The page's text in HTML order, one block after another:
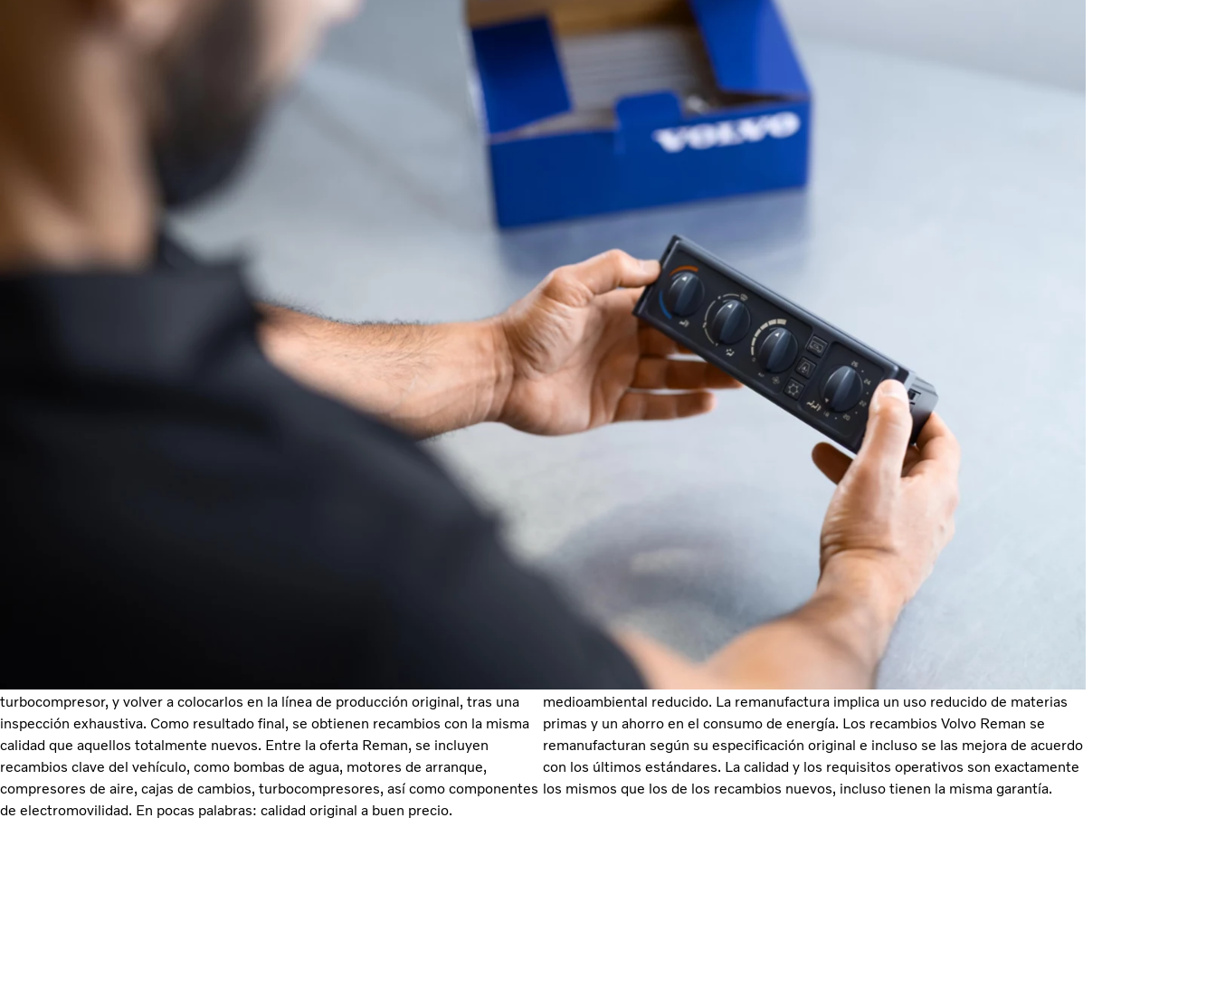
turbocompresor, y volver a colocarlos en la línea de producción original, tras una
inspección exhaustiva. Como resultado final, se obtienen recambios con la misma
calidad que aquellos totalmente nuevos. Entre la oferta Reman, se incluyen
recambios clave del vehículo, como bombas de agua, motores de arranque,
compresores de aire, cajas de cambios, turbocompresores, así como componentes
de electromovilidad. En pocas palabras: calidad original a buen precio.
Parte del ciclo de vida
La idea detrás del concepto de repuesto circular es renovar los componentes que
se deben reemplazar y dejarlos, literalmente, como nuevos. Si se compara con una
pieza nueva, la única diferencia que podemos marcar es el precio y el impacto
medioambiental reducido. La remanufactura implica un uso reducido de materias
primas y un ahorro en el consumo de energía. Los recambios Volvo Reman se
remanufacturan según su especificación original e incluso se las mejora de acuerdo
con los últimos estándares. La calidad y los requisitos operativos son exactamente
los mismos que los de los recambios nuevos, incluso tienen la misma garantía.